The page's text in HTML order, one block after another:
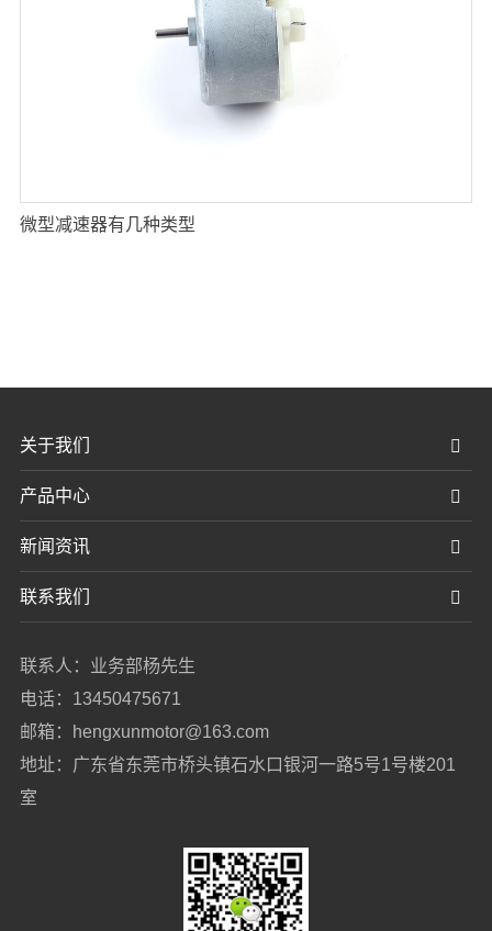
微型减速器有几种类型
关于我们
产品中心
新闻资讯
联系我们
联系人：业务部杨先生
电话：13450475671
邮箱：hengxunmotor@163.com
地址：广东省东莞市桥头镇石水口银河一路5号1号楼201
室